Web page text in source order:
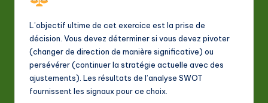
L’objectif ultime de cet exercice est la prise de
décision. Vous devez déterminer si vous devez pivoter
(changer de direction de manière significative) ou
persévérer (continuer la stratégie actuelle avec des
ajustements). Les résultats de l’analyse SWOT
fournissent les signaux pour ce choix.